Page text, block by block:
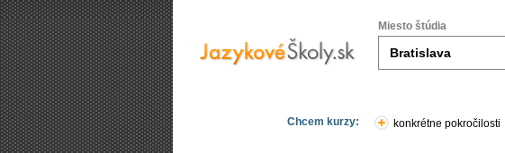
Miesto štúdia
Chcem kurzy: konkrétne pokročilosti